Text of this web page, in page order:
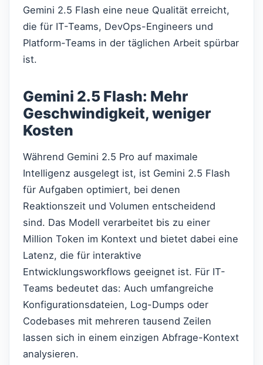
Gemini 2.5 Flash eine neue Qualität erreicht,
die für IT-Teams, DevOps-Engineers und
Platform-Teams in der täglichen Arbeit spürbar
ist.
Gemini 2.5 Flash: Mehr
Geschwindigkeit, weniger
Kosten
Während Gemini 2.5 Pro auf maximale
Intelligenz ausgelegt ist, ist Gemini 2.5 Flash
für Aufgaben optimiert, bei denen
Reaktionszeit und Volumen entscheidend
sind. Das Modell verarbeitet bis zu einer
Million Token im Kontext und bietet dabei eine
Latenz, die für interaktive
Entwicklungsworkflows geeignet ist. Für IT-
Teams bedeutet das: Auch umfangreiche
Konfigurationsdateien, Log-Dumps oder
Codebases mit mehreren tausend Zeilen
lassen sich in einem einzigen Abfrage-Kontext
analysieren.